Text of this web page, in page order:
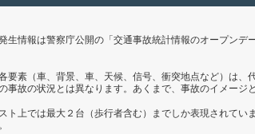
生情報は警察庁公開の「交通事故統計情報のオープンデ
要素（車、背景、車、天候、信号、衝突地点など）は、
事故の状況とは異なります。あくまで、事故のイメージ
ト上では最大２台（歩行者含む）までしか表現されてい